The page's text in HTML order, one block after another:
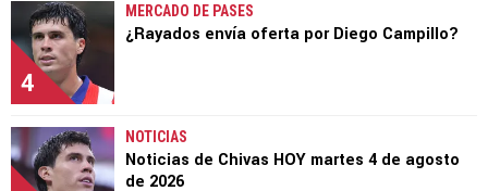
4
MERCADO DE PASES
¿Rayados envía oferta por Diego Campillo?
NOTICIAS
Noticias de Chivas HOY martes 4 de agosto
de 2026